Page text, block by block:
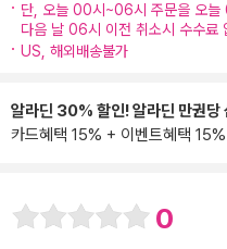
단, 오늘 00시~06시 주문을 오
다음 날 06시 이전 취소시 수수료
US, 해외배송불가
알라딘 30% 할인! 알라딘 만권당
카드혜택 15% + 이벤트혜택
0